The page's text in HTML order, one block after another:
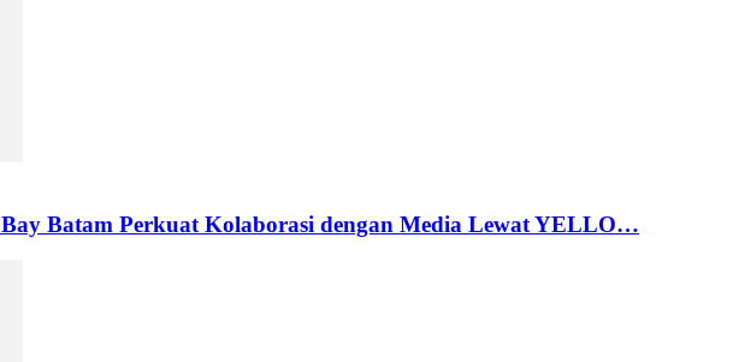
Batam Perkuat Kolaborasi dengan Media Lewat YELLO…